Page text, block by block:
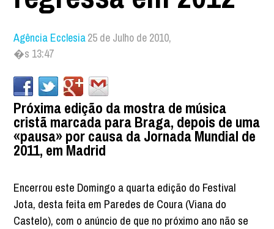
Agência Ecclesia25 de Julho de 2010,
�s 13:47
Próxima edição da mostra de música
cristã marcada para Braga, depois de uma
«pausa» por causa da Jornada Mundial de
2011, em Madrid
Encerrou este Domingo a quarta edição do Festival
Jota, desta feita em Paredes de Coura (Viana do
Castelo), com o anúncio de que no próximo ano não se